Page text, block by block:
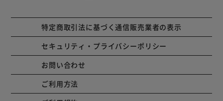
特定商取引法に基づく通信販売業者の表示
セキュリティ・プライバシーポリシー
お問い合わせ
ご利用方法